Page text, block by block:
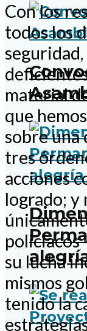
Con los
todos los
material
que
sobre una
tres
acciones
logrado; y
policiacos
su lucha
mismos
tenido la